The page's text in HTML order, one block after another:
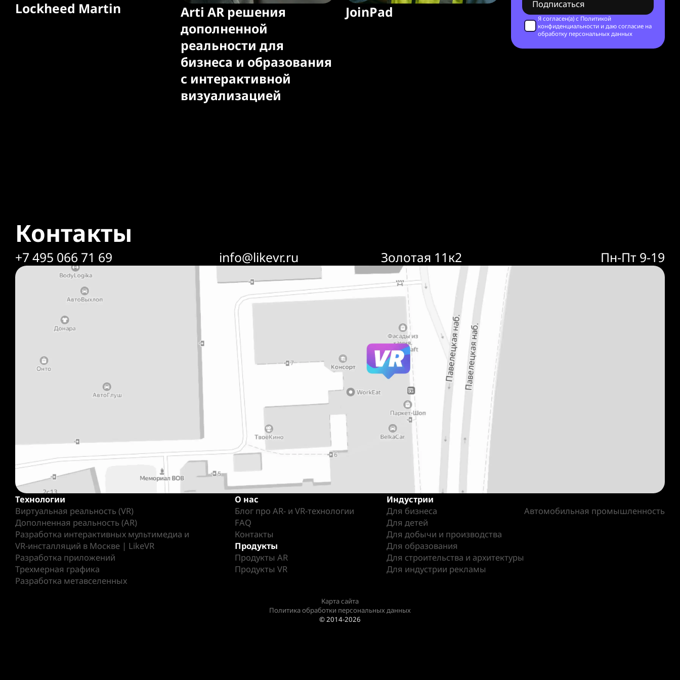
Lockheed Martin
Arti AR решения
дополненной
реальности для
бизнеса и образования
с интерактивной
визуализацией
JoinPad Я согласен(а) с Политикой
конфиденциальности и даю согласие на
обработку персональных данных
Контакты
+7 495 066 71 69 info@likevr.ru Золотая 11к2 Пн-Пт 9-19
Технологии
Виртуальная реальность (VR)
Дополненная реальность (AR)
Разработка интерактивных мультимедиа и
VR-инсталляций в Москве | LikeVR
Разработка приложений
Трехмерная графика
Разработка метавселенных
О нас
Блог про AR- и VR-технологии
FAQ
Контакты
Продукты
Продукты AR
Продукты VR
Индустрии
Для бизнеса
Для детей
Для добычи и производства
Для образования
Для строительства и архитектуры
Для индустрии рекламы
Автомобильная промышленность
Карта сайта
Политика обработки персональных данных
© 2014-2026